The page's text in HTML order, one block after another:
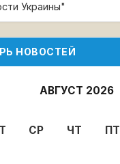
Украины"
НОВОСТЕЙ
АВГУСТ 2026
СР ЧТ ПТ